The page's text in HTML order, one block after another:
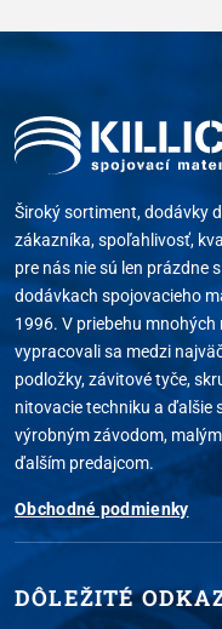
Široký sortiment, dodávky
zákazníka, spoľahlivosť,
pre nás nie sú len prázdne
dodávkach spojovacieho
1996. V priebehu
vypracovali sa medzi
podložky, závitové tyče,
nitovacie techniku a ďalšie
výrobným závodom,
ďalším predajcom.
Obchodné podmienky
DÔLEŽITÉ